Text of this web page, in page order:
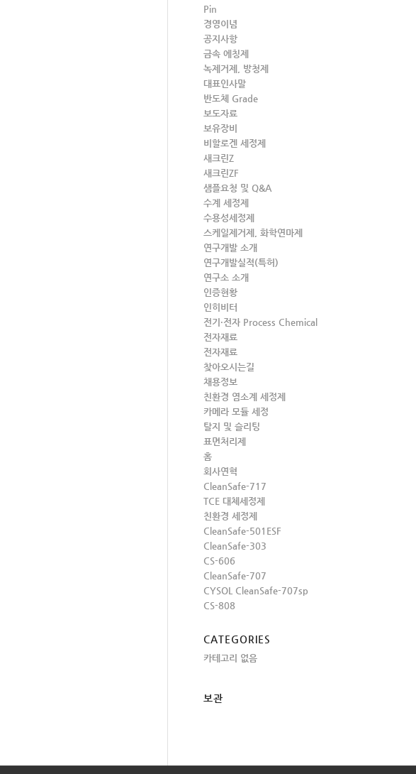
Pin
경영이념
공지사항
금속 에칭제
녹제거제, 방청제
대표인사말
반도체 Grade
보도자료
보유장비
비할로겐 세정제
새크린Z
새크린ZF
샘플요청 및 Q&A
수계 세정제
수용성세정제
스케일제거제, 화학연마제
연구개발 소개
연구개발실적(특허)
연구소 소개
인증현황
인히비터
전기·전자 Process Chemical
전자재료
전자재료
찾아오시는길
채용정보
친환경 염소계 세정제
카메라 모듈 세정
탈지 및 슬리팅
표면처리제
홈
회사연혁
CleanSafe-717
TCE 대체세정제
친환경 세정제
CleanSafe-501ESF
CleanSafe-303
CS-606
CleanSafe-707
CYSOL CleanSafe-707sp
CS-808
CATEGORIES
카테고리 없음
보관